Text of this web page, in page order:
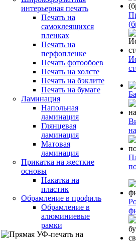
интерьерная печать
Печать на
самоклеящихся
пленках
Печать на
перфопленке
Печать фотообоев
Печать на холсте
Печать на бэклите
Печать на бумаге
Ламинация
Напольная
ламинация
Глянцевая
ламинация
Матовая
ламинация
Прикатка на жесткие
основы
Накатка на
пластик
Обрамление в профиль
Обрамление в
алюминиевые
рамки